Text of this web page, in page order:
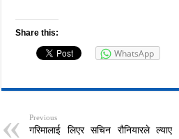
Share this:
WhatsApp
Previous
गरिमालाई लिएर सचिन रौनियारले ल्याए